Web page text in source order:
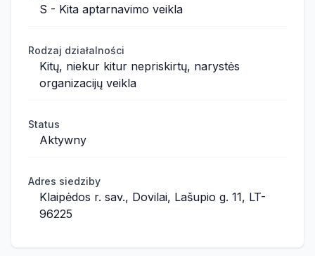
S - Kita aptarnavimo veikla
Rodzaj działalności
Kitų, niekur kitur nepriskirtų, narystės
organizacijų veikla
Status
Aktywny
Adres siedziby
Klaipėdos r. sav., Dovilai, Lašupio g. 11, LT-
96225